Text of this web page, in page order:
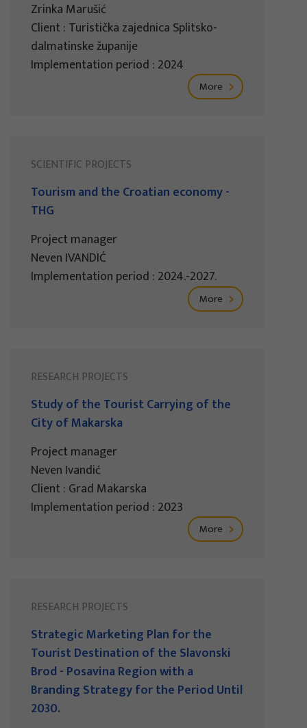
Zrinka Marušić
Client : Turistička zajednica Splitsko-
dalmatinske županije
Implementation period : 2024
More
SCIENTIFIC PROJECTS
Tourism and the Croatian economy -
THG
Project manager
Neven IVANDIĆ
Implementation period : 2024.-2027.
More
RESEARCH PROJECTS
Study of the Tourist Carrying of the
City of Makarska
Project manager
Neven Ivandić
Client : Grad Makarska
Implementation period : 2023
More
RESEARCH PROJECTS
Strategic Marketing Plan for the
Tourist Destination of the Slavonski
Brod - Posavina Region with a
Branding Strategy for the Period Until
2030.